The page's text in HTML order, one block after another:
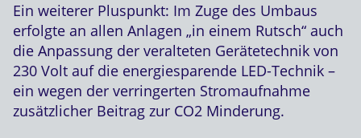
Ein weiterer Pluspunkt: Im Zuge des Umbaus
erfolgte an allen Anlagen „in einem Rutsch“ auch
die Anpassung der veralteten Gerätetechnik von
230 Volt auf die energiesparende LED-Technik –
ein wegen der verringerten Stromaufnahme
zusätzlicher Beitrag zur CO2 Minderung.